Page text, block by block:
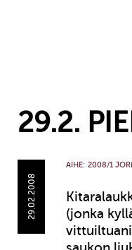
29.2.
29.02.2008
AIHE: 2008/1
(jonka